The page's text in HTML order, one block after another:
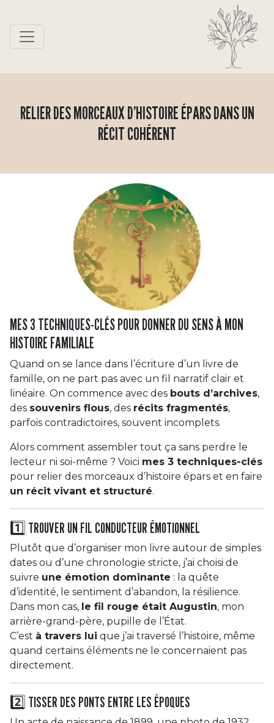
RELIER DES MORCEAUX D’HISTOIRE ÉPARS DANS UN
RÉCIT COHÉRENT
MES 3 TECHNIQUES-CLÉS POUR DONNER DU SENS À MON
HISTOIRE FAMILIALE
Quand on se lance dans l’écriture d’un livre de
famille, on ne part pas avec un fil narratif clair et
linéaire. On commence avec des bouts d’archives,
des souvenirs flous, des récits fragmentés,
parfois contradictoires, souvent incomplets.
Alors comment assembler tout ça sans perdre le
lecteur ni soi-même ? Voici mes 3 techniques-clés
pour relier des morceaux d’histoire épars et en faire
un récit vivant et structuré.
1️⃣ TROUVER UN FIL CONDUCTEUR ÉMOTIONNEL
Plutôt que d’organiser mon livre autour de simples
dates ou d’une chronologie stricte, j’ai choisi de
suivre une émotion dominante : la quête
d’identité, le sentiment d’abandon, la résilience.
Dans mon cas, le fil rouge était Augustin, mon
arrière-grand-père, pupille de l’État.
C’est à travers lui que j’ai traversé l’histoire, même
quand certains éléments ne le concernaient pas
directement.
2️⃣ TISSER DES PONTS ENTRE LES ÉPOQUES